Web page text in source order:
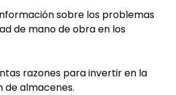
sobre los problemas
de mano de obra en los
razones para invertir en la
de almacenes.